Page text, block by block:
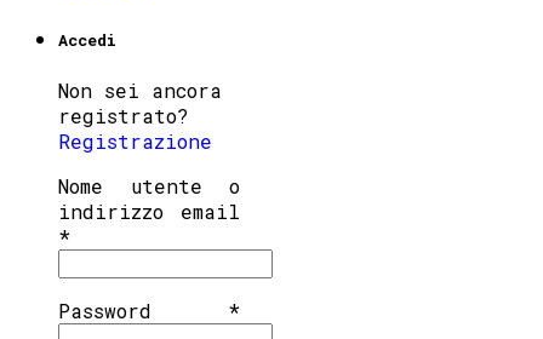
Accedi
Non sei ancora
registrato?
Registrazione
Nome utente o
indirizzo email
*
Password *